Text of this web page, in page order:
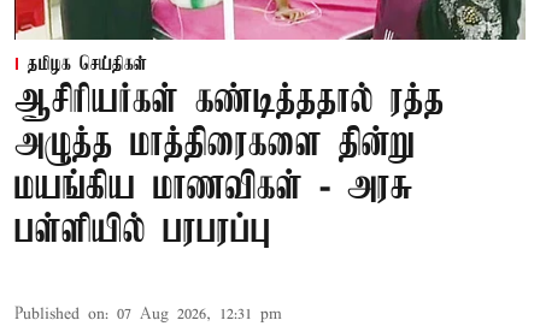
தமிழக செய்திகள்
ஆசிரியர்கள் கண்டித்ததால் ரத்த
அழுத்த மாத்திரைகளை தின்று
மயங்கிய மாணவிகள் - அரசு
பள்ளியில் பரபரப்பு
Published on: 07 Aug 2026, 12:31 pm